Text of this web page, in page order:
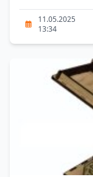
11.05.2025
13:34